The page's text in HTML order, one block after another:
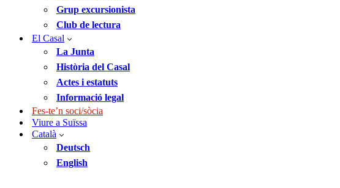
Grup excursionista
Club de lectura
El Casal
La Junta
Història del Casal
Actes i estatuts
Informació legal
Fes-te’n soci/sòcia
Viure a Suïssa
Català
Deutsch
English